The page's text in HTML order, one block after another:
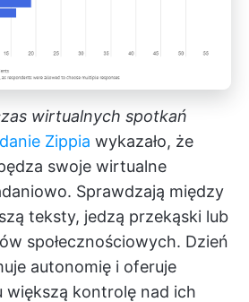
wirtualnych spotkań
Zippia wykazało, że
swoje wirtualne
Sprawdzają między
teksty, jedzą przekąski lub
społecznościowych. Dzień
autonomię i oferuje
większą kontrolę nad ich